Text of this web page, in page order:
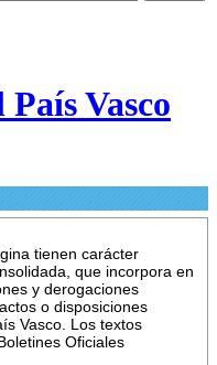
Vasco
tienen carácter
que incorpora en
y derogaciones
o disposiciones
Vasco. Los textos
Oficiales